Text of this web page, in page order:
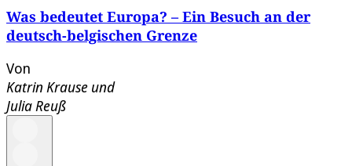
Was bedeutet Europa? – Ein Besuch an der
deutsch-belgischen Grenze
Von
Katrin Krause und
Julia Reuß